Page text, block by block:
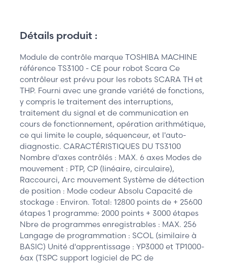
Détails produit :
Module de contrôle marque TOSHIBA MACHINE
référence TS3100 - CE pour robot Scara Ce
contrôleur est prévu pour les robots SCARA TH et
THP. Fourni avec une grande variété de fonctions,
y compris le traitement des interruptions,
traitement du signal et de communication en
cours de fonctionnement, opération arithmétique,
ce qui limite le couple, séquenceur, et l'auto-
diagnostic. CARACTÉRISTIQUES DU TS3100
Nombre d'axes contrôlés : MAX. 6 axes Modes de
mouvement : PTP, CP (linéaire, circulaire),
Raccourci, Arc mouvement Système de détection
de position : Mode codeur Absolu Capacité de
stockage : Environ. Total: 12800 points de + 25600
étapes 1 programme: 2000 points + 3000 étapes
Nbre de programmes enregistrables : MAX. 256
Langage de programmation : SCOL (similaire à
BASIC) Unité d'apprentissage : YP3000 et TP1000-
6ax (TSPC support logiciel de PC de